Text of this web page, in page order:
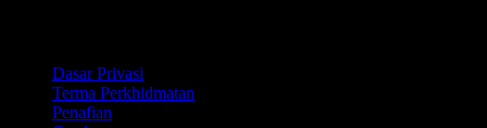
Dasar Privasi
Terma Perkhidmatan
Penafian